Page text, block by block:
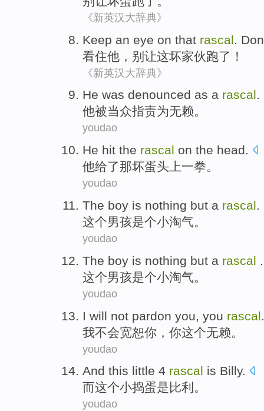
《新英汉大辞典》
Keep an eye on that rascal
看住他 ， 别 让这坏家伙跑了！
《新英汉大辞典》
He was denounced as a rascal.
他被当众指责为无赖。
youdao
He hit the rascal on the head.
他给了那坏蛋头上一拳。
youdao
The boy is nothing but a rascal.
这个男孩是个小淘气。
youdao
The boy is nothing but a rascal .
这个男孩是个小淘气。
youdao
I will not pardon you , you rascal
我不会宽恕你 ，你这个无赖 。
youdao
And this little 4 rascal is Billy.
而这个小捣蛋是比利 。
youdao